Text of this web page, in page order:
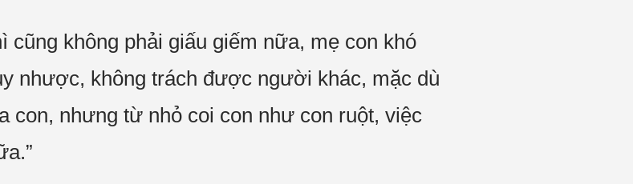
cũng không phải giấu giếm nữa, mẹ con khó
nhược, không trách được người khác, mặc dù
con, nhưng từ nhỏ coi con như con ruột, việc